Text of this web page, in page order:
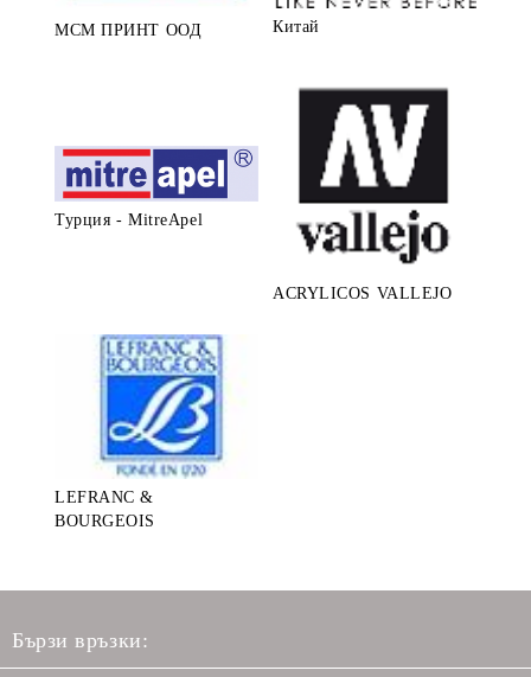
МСМ ПРИНТ ООД Китай
Турция - MitreApel
ACRYLICOS VALLEJO
LEFRANC &
BOURGEOIS
Бързи връзки: